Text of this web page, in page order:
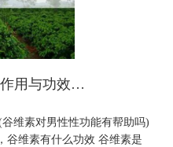
谷维素片的作用与功效和副作用(谷维素对男性性功能有帮助吗)
维素对男性性功能有帮助吗)
谷维素有什么功效 谷维素是